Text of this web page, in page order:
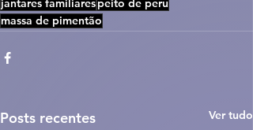
jantares familiarespeito de peru
massa de pimentão
Posts recentes Ver tudo